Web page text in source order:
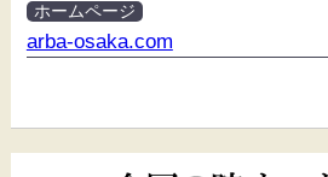
ホームページ
arba-osaka.com